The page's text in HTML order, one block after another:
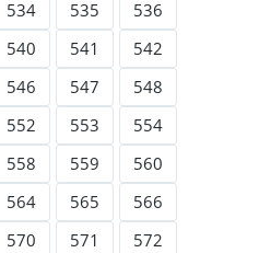
534 535
536
540 541
542
546 547
548
552 553
554
558 559
560
564 565
566
570 571
572